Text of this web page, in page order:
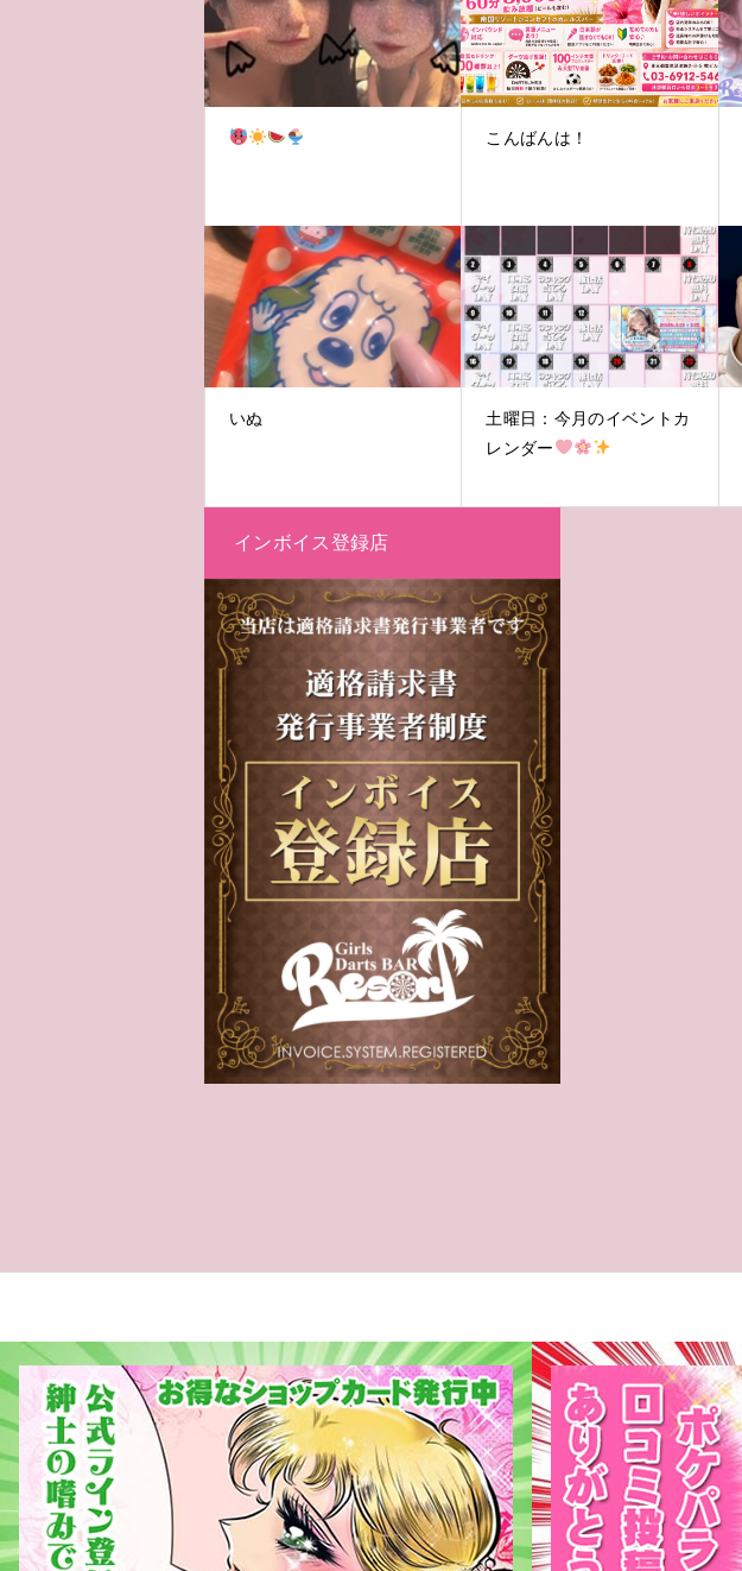
こんばんは！
いぬ
土曜日：今月のイベントカ
レンダー
インボイス登録店